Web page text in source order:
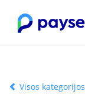
Visos kategorijos